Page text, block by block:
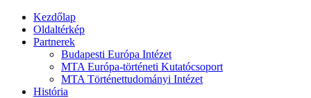
Kezdőlap
Oldaltérkép
Partnerek
Budapesti Európa Intézet
MTA Európa-történeti Kutatócsoport
MTA Történettudományi Intézet
História